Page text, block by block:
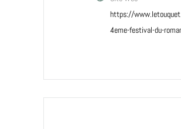
https://
4eme-festival-du-